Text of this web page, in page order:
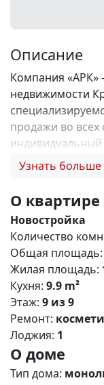
Описание
Компания
недвижимости
продажи во всех
объектов и
комиссии и
Покупку
акции, бонусы,
каждом
приоритет! 4.
этапах сделки
подарков🎁 🎁
ПОДАРОК! ЖК
безусловный
районе
сочетает в себе
,прекрасно
Узнать больше
О квартире
Новостройка
Количество
Общая площадь:
Жилая площадь:
Кухня: 9.9 m²
Этаж: 9 из 9
Ремонт:
Лоджия: 1
О доме
Тип дома: